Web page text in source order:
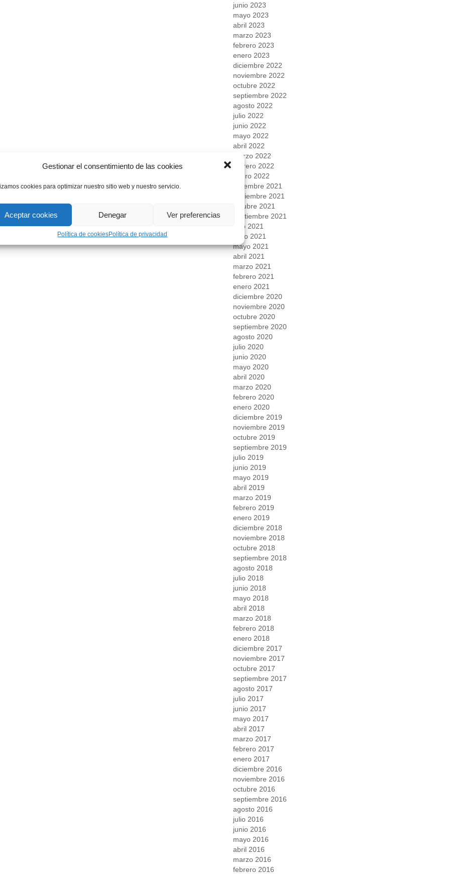
Gestionar el consentimiento de las cookies
cookies para optimizar nuestro sitio web y nuestro servicio.
Aceptar cookies Denegar Ver preferencias
Política de cookiesPolítica de privacidad
junio 2023
mayo 2023
abril 2023
marzo 2023
febrero 2023
enero 2023
diciembre 2022
noviembre 2022
octubre 2022
septiembre 2022
agosto 2022
julio 2022
junio 2022
mayo 2022
abril 2022
marzo 2022
febrero 2022
enero 2022
diciembre 2021
noviembre 2021
octubre 2021
septiembre 2021
julio 2021
junio 2021
mayo 2021
abril 2021
marzo 2021
febrero 2021
enero 2021
diciembre 2020
noviembre 2020
octubre 2020
septiembre 2020
agosto 2020
julio 2020
junio 2020
mayo 2020
abril 2020
marzo 2020
febrero 2020
enero 2020
diciembre 2019
noviembre 2019
octubre 2019
septiembre 2019
julio 2019
junio 2019
mayo 2019
abril 2019
marzo 2019
febrero 2019
enero 2019
diciembre 2018
noviembre 2018
octubre 2018
septiembre 2018
agosto 2018
julio 2018
junio 2018
mayo 2018
abril 2018
marzo 2018
febrero 2018
enero 2018
diciembre 2017
noviembre 2017
octubre 2017
septiembre 2017
agosto 2017
julio 2017
junio 2017
mayo 2017
abril 2017
marzo 2017
febrero 2017
enero 2017
diciembre 2016
noviembre 2016
octubre 2016
septiembre 2016
agosto 2016
julio 2016
junio 2016
mayo 2016
abril 2016
marzo 2016
febrero 2016